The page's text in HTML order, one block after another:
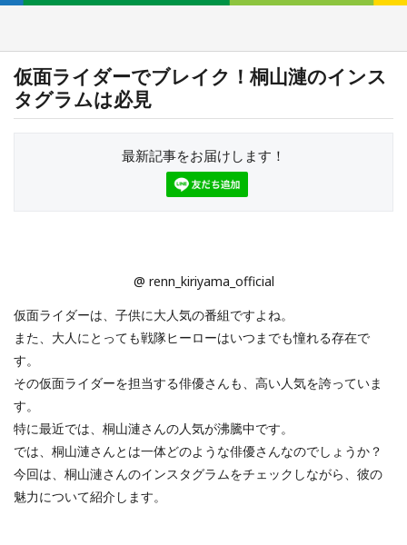
仮面ライダーでブレイク！桐山漣のインス
タグラムは必見
最新記事をお届けします！
@ renn_kiriyama_official
仮面ライダーは、子供に大人気の番組ですよね。
また、大人にとっても戦隊ヒーローはいつまでも憧れる存在で
す。
その仮面ライダーを担当する俳優さんも、高い人気を誇っていま
す。
特に最近では、桐山漣さんの人気が沸騰中です。
では、桐山漣さんとは一体どのような俳優さんなのでしょうか？
今回は、桐山漣さんのインスタグラムをチェックしながら、彼の
魅力について紹介します。